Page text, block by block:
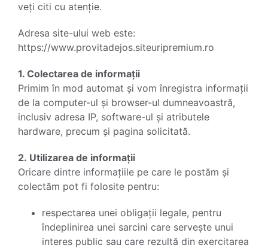
veți citi cu atenție.
Adresa site-ului web este:
https://www.provitadejos.siteuripremium.ro
1. Colectarea de informații
Primim în mod automat și vom înregistra informații
de la computer-ul și browser-ul dumneavoastră,
inclusiv adresa IP, software-ul și atributele
hardware, precum și pagina solicitată.
2. Utilizarea de informații
Oricare dintre informațiile pe care le postăm și
colectăm pot fi folosite pentru:
respectarea unei obligații legale, pentru
îndeplinirea unei sarcini care servește unui
interes public sau care rezultă din exercitarea